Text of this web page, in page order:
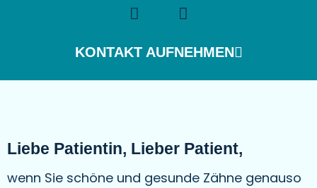
KONTAKT AUFNEHMEN
Liebe Patientin, Lieber Patient,
wenn Sie schöne und gesunde Zähne genauso